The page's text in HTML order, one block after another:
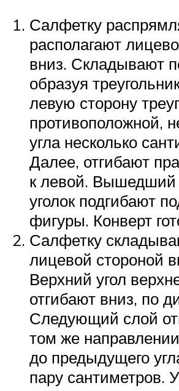
Салфетку
располагают
вниз. Складывают
образуя
левую сторону
противоположной,
угла несколько
Далее, отгибают
к левой. Вышедший
уголок подгибают
фигуры. Конверт
Салфетку
лицевой стороной
Верхний угол
отгибают вниз, по
Следующий слой
том же
до предыдущего
пару сантиметров.